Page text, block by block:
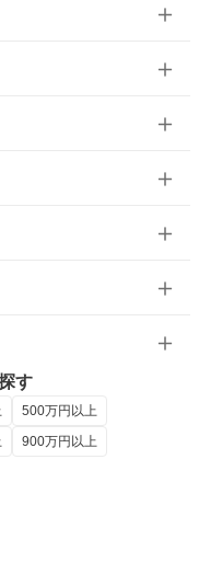
す
500万円以上
900万円以上